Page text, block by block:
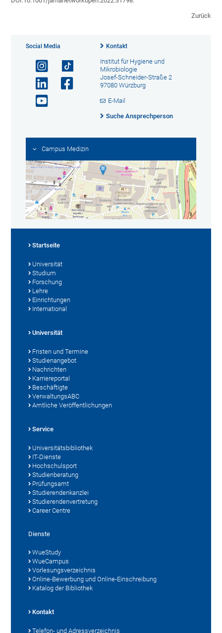
Zurück
Social Media Kontakt
Institut für Hygiene und
Mikrobiologie
Josef-Schneider-Straße 2
97080 Würzburg
E-Mail
Suche Ansprechperson
Campus Medizin
Startseite
Universität
Studium
Forschung
Lehre
Einrichtungen
International
Universität
Fristen und Termine
Studienangebot
Nachrichten
Karriereportal
Beschäftigte
VerwaltungsABC
Amtliche Veröffentlichungen
Service
Universitätsbibliothek
IT-Dienste
Hochschulsport
Studienberatung
Prüfungsamt
Studierendenkanzlei
Studierendenvertretung
Career Centre
Dienste
WueStudy
WueCampus
Vorlesungsverzeichnis
Online-Bewerbung und Online-Einschreibung
Katalog der Bibliothek
Kontakt
Telefon- und Adressverzeichnis